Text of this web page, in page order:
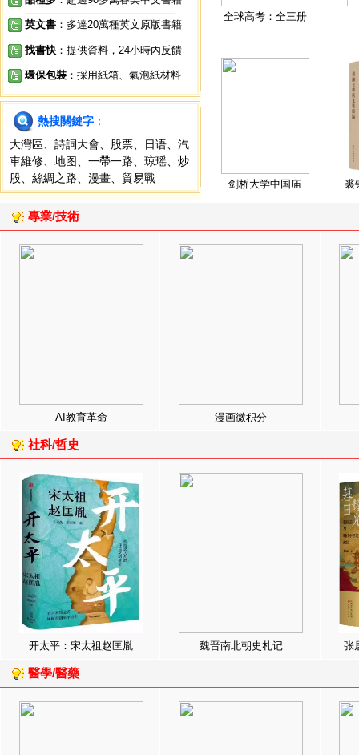
英文書 ：多達20萬種英文原版書籍
找書快 ：提供資料，24小時內反饋
環保包裝 ：採用紙箱、氣泡紙材料
熱搜關鍵字 ：
大灣區
詩詞大會 股票 日语
汽
車維修
地图 一帶一路 琼瑶
炒
股
絲綢之路 漫畫 貿易戰
全球高考：全三册
剑桥大学中国庙 裘
專業/技術
AI教育革命 漫画微积分
社科/哲史
开太平：宋太祖赵匡胤 魏晋南北朝史札记 张
醫學/醫藥